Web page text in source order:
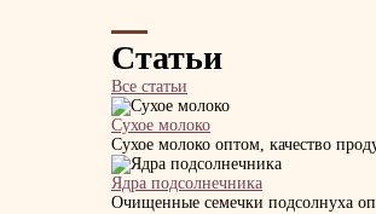
Статьи
Все статьи
Сухое молоко
Сухое молоко оптом, качество
Ядра подсолнечника
Очищенные семечки подсолнуха